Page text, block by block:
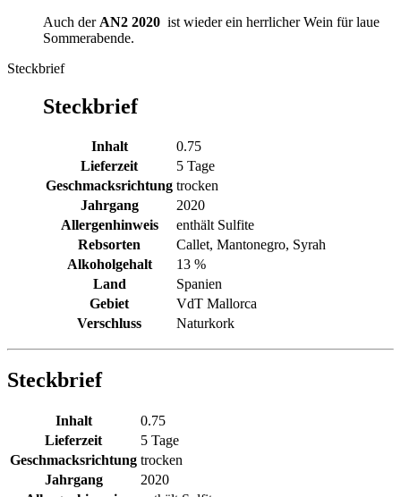
Auch der AN2 2020 ist wieder ein herrlicher Wein für laue
Sommerabende.
Steckbrief
Steckbrief
Inhalt
0.75
Lieferzeit
5 Tage
Geschmacksrichtung trocken
Jahrgang
2020
Allergenhinweis
enthält Sulfite
Rebsorten
Callet, Mantonegro, Syrah
Alkoholgehalt
13 %
Land
Spanien
Gebiet
VdT Mallorca
Verschluss
Naturkork
Steckbrief
Inhalt
0.75
Lieferzeit
5 Tage
Geschmacksrichtung trocken
Jahrgang
2020